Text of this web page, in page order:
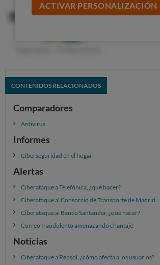
ACTIVAR PERSONALIZACIÓN
CONTENIDOS RELACIONADOS
Comparadores
Antivirus
Informes
Ciberseguridad en el hogar
Alertas
Ciberataque a Telefónica, ¿qué hacer?
Ciberataque al Consorcio de Transporte de Madrid
Ciberataque al Banco Santander, ¿qué hacer?
Correo fraudulento amenazando chantaje
Noticias
Ciberataque a Repsol, ¿cómo afecta a los usuarios?